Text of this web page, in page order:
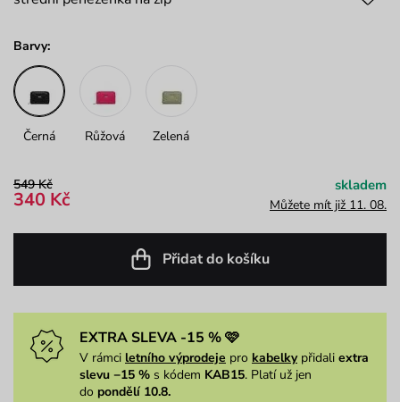
Barvy:
Černá Růžová Zelená
549 Kč
340 Kč
skladem
Můžete mít již 11. 08.
Přidat do košíku
EXTRA SLEVA -15 % 🩷
V rámci letního výprodeje pro kabelkypřidali extra
slevu −15 % s kódem KAB15. Platí už jen
do pondělí 10.8.